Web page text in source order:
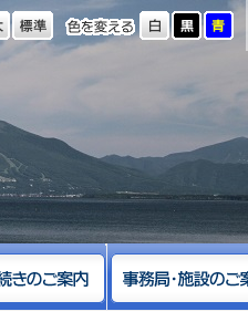
色を変える
大きさ